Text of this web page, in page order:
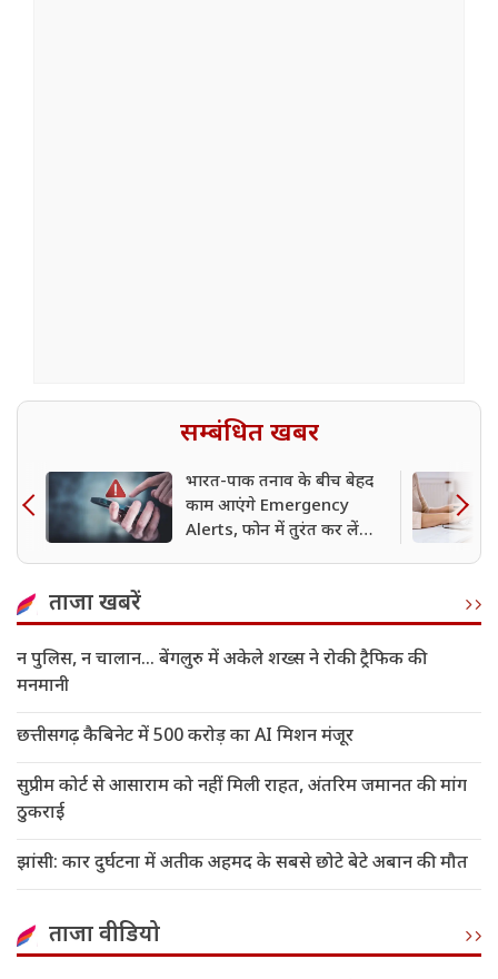
सम्बंधित खबर
भारत-पाक तनाव के बीच बेहद
काम आएंगे Emergency
Alerts, फोन में तुरंत कर लें
ताजा खबरें
न पुलिस, न चालान... बेंगलुरु में अकेले शख्स ने रोकी ट्रैफिक की
मनमानी
छत्तीसगढ़ कैबिनेट में 500 करोड़ का AI मिशन मंजूर
सुप्रीम कोर्ट से आसाराम को नहीं मिली राहत, अंतरिम जमानत की मांग
ठुकराई
झांसी: कार दुर्घटना में अतीक अहमद के सबसे छोटे बेटे अबान की मौत
ताजा वीडियो